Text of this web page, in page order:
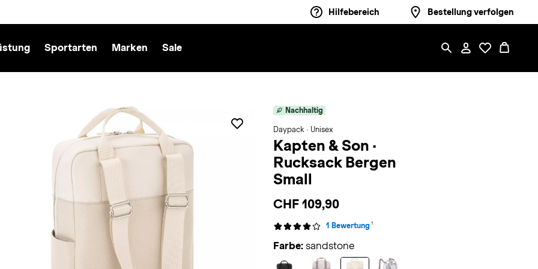
Hilfebereich Bestellung verfolgen
Sportarten Marken Sale
Nachhaltig
Daypack · Unisex
Kapten & Son ·
Rucksack Bergen
Small
CHF 109,90
1 Bewertung 1
Farbe: sandstone